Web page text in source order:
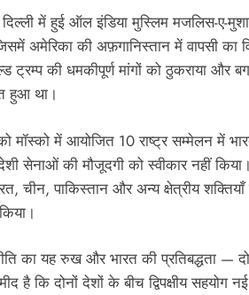
में हुई ऑल इंडिया मुस्लिम मजलिस-ए-
अमेरिका की अफ़गानिस्तान में वापसी
ट्रम्प की धमकीपूर्ण मांगों को ठुकराया और
हुआ था।
मॉस्को में आयोजित 10 राष्ट्र सम्मेलन में
सेनाओं की मौजूदगी को स्वीकार नहीं
चीन, पाकिस्तान और अन्य क्षेत्रीय
का यह रुख और भारत की प्रतिबद्धता —
है कि दोनों देशों के बीच द्विपक्षीय सहयोग